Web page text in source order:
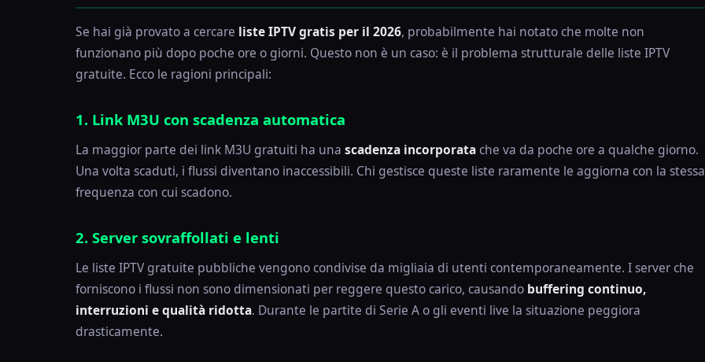
Se hai già provato a cercare liste IPTV gratis per il 2026, probabilmente hai notato che molte non
funzionano più dopo poche ore o giorni. Questo non è un caso: è il problema strutturale delle liste IPTV
gratuite. Ecco le ragioni principali:
1. Link M3U con scadenza automatica
La maggior parte dei link M3U gratuiti ha una scadenza incorporata che va da poche ore a qualche giorno.
Una volta scaduti, i flussi diventano inaccessibili. Chi gestisce queste liste raramente le aggiorna con la stessa
frequenza con cui scadono.
2. Server sovraffollati e lenti
Le liste IPTV gratuite pubbliche vengono condivise da migliaia di utenti contemporaneamente. I server che
forniscono i flussi non sono dimensionati per reggere questo carico, causando buffering continuo,
interruzioni e qualità ridotta. Durante le partite di Serie A o gli eventi live la situazione peggiora
drasticamente.